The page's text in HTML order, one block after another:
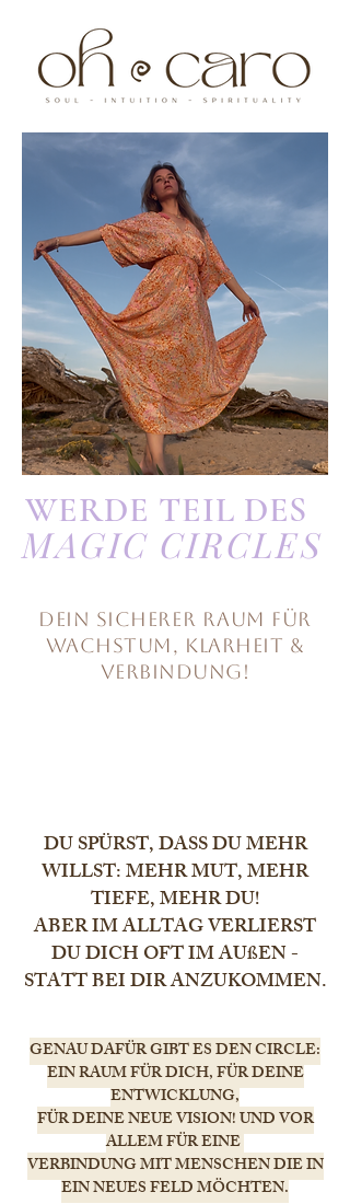
WERDE TEIL DES
MAGIC CIRCLES
DEIN SICHERER RAUM FÜR
WACHSTUM, KLARHEIT &
VERBINDUNG!
DU SPÜRST, DASS DU MEHR
WILLST: MEHR MUT, MEHR
TIEFE, MEHR DU!
ABER IM ALLTAG VERLIERST
DU DICH OFT IM AUßEN -
STATT BEI DIR ANZUKOMMEN.
GENAU DAFÜR GIBT ES DEN CIRCLE:
EIN RAUM FÜR DICH, FÜR DEINE
ENTWICKLUNG,
FÜR DEINE NEUE VISION! UND VOR
ALLEM FÜR EINE
VERBINDUNG MIT MENSCHEN DIE IN
EIN NEUES FELD MÖCHTEN.